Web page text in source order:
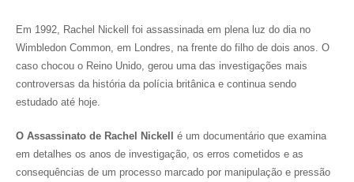
Em 1992, Rachel Nickell foi assassinada em plena luz do dia no
Wimbledon Common, em Londres, na frente do filho de dois anos. O
caso chocou o Reino Unido, gerou uma das investigações mais
controversas da história da polícia britânica e continua sendo
estudado até hoje.
O Assassinato de Rachel Nickell
é um documentário que examina
em detalhes os anos de investigação, os erros cometidos e as
consequências de um processo marcado por manipulação e pressão